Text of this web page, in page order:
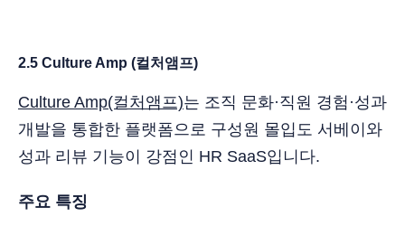
2.5 Culture Amp (컬처앰프)
Culture Amp(컬처앰프)는 조직 문화·직원 경험·성과
개발을 통합한 플랫폼으로 구성원 몰입도 서베이와
성과 리뷰 기능이 강점인 HR SaaS입니다.
주요 특징